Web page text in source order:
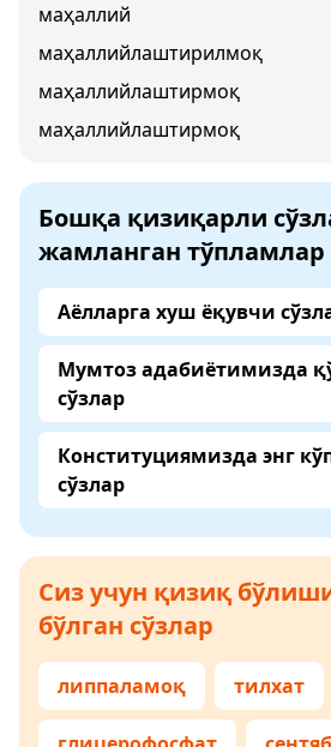
маҳаллий
маҳаллийлаштирилмоқ
маҳаллийлаштирмоқ
маҳаллийлаштирмоқ
Бошқа қизиқарли
жамланган тўпламлар
Аёлларга хуш ёқувчи
Мумтоз адабиётимизда
сўзлар
Конституциямизда энг
сўзлар
Сиз учун қизиқ
бўлган сўзлар
липпаламоқ тилхат